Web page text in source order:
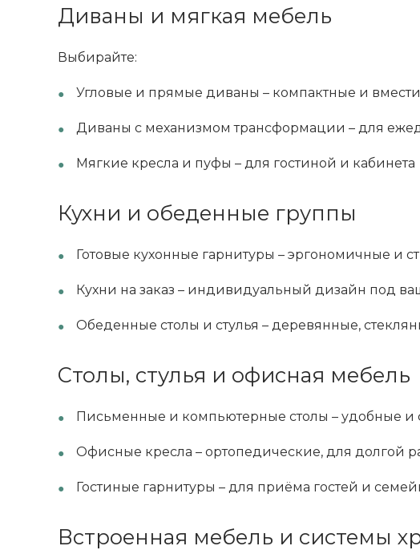
Диваны и мягкая мебель
Выбирайте:
Угловые и прямые диваны – компактные и
Диваны с механизмом трансформации – для
Мягкие кресла и пуфы – для гостиной и кабинета
Кухни и обеденные группы
Готовые кухонные гарнитуры – эргономичные и
Кухни на заказ – индивидуальный дизайн под
Обеденные столы и стулья – деревянные,
Столы, стулья и офисная мебель
Письменные и компьютерные столы – удобные
Офисные кресла – ортопедические, для долгой
Гостиные гарнитуры – для приёма гостей и
Встроенная мебель и системы
ВЫИГРАЙ МЕБЕЛЬ
КРУТИ!
Получи подарок просто
покрутив колесо
ХОЧУ ПОДАРОК
Доступно вращений: 1